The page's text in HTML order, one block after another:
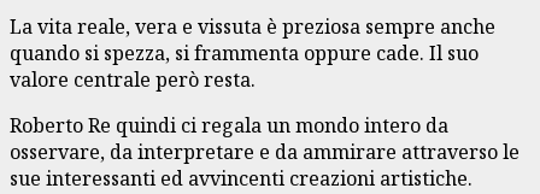
La vita reale, vera e vissuta è preziosa sempre anche
quando si spezza, si frammenta oppure cade. Il suo
valore centrale però resta.
Roberto Re quindi ci regala un mondo intero da
osservare, da interpretare e da ammirare attraverso le
sue interessanti ed avvincenti creazioni artistiche.